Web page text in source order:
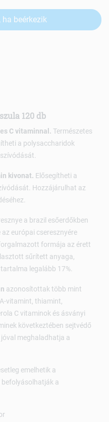
ha beérkezik
120 db
C vitaminnal. Természetes
a polysaccharidok
kivonat. Elősegítheti a
Hozzájárulhat az
a brazil esőerdőkben
európai cseresznyére
formája az érett
sűrített anyaga,
legalább 17%.
azonosítottak több mint
vitamint, thiamint,
C vitaminok és ásványi
következtében sejtvédő
meghaladhatja a
emelhetik a
a